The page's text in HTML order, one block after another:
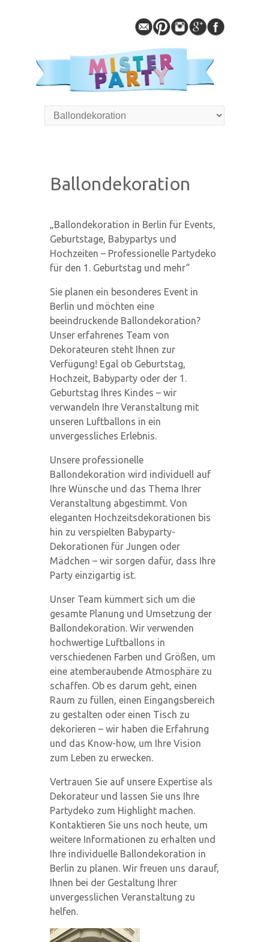
Ballondekoration
„Ballondekoration in Berlin für Events,
Geburtstage, Babypartys und
Hochzeiten – Professionelle Partydeko
für den 1. Geburtstag und mehr“
Sie planen ein besonderes Event in
Berlin und möchten eine
beeindruckende Ballondekoration?
Unser erfahrenes Team von
Dekorateuren steht Ihnen zur
Verfügung! Egal ob Geburtstag,
Hochzeit, Babyparty oder der 1.
Geburtstag Ihres Kindes – wir
verwandeln Ihre Veranstaltung mit
unseren Luftballons in ein
unvergessliches Erlebnis.
Unsere professionelle
Ballondekoration wird individuell auf
Ihre Wünsche und das Thema Ihrer
Veranstaltung abgestimmt. Von
eleganten Hochzeitsdekorationen bis
hin zu verspielten Babyparty-
Dekorationen für Jungen oder
Mädchen – wir sorgen dafür, dass Ihre
Party einzigartig ist.
Unser Team kümmert sich um die
gesamte Planung und Umsetzung der
Ballondekoration. Wir verwenden
hochwertige Luftballons in
verschiedenen Farben und Größen, um
eine atemberaubende Atmosphäre zu
schaffen. Ob es darum geht, einen
Raum zu füllen, einen Eingangsbereich
zu gestalten oder einen Tisch zu
dekorieren – wir haben die Erfahrung
und das Know-how, um Ihre Vision
zum Leben zu erwecken.
Vertrauen Sie auf unsere Expertise als
Dekorateur und lassen Sie uns Ihre
Partydeko zum Highlight machen.
Kontaktieren Sie uns noch heute, um
weitere Informationen zu erhalten und
Ihre individuelle Ballondekoration in
Berlin zu planen. Wir freuen uns darauf,
Ihnen bei der Gestaltung Ihrer
unvergesslichen Veranstaltung zu
helfen.